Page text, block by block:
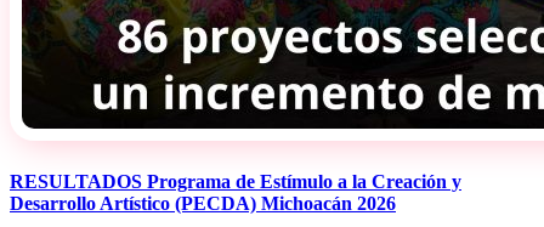
RESULTADOS Programa de Estímulo a la Creación y
Desarrollo Artístico (PECDA) Michoacán 2026